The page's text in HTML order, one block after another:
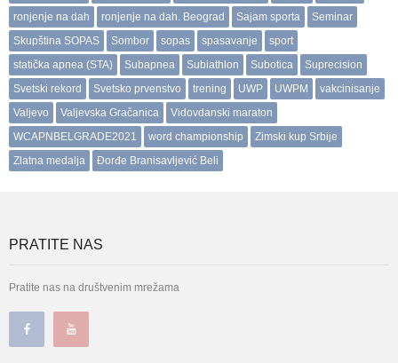
ronjenje na dah
ronjenje na dah. Beograd Sajam sporta
Seminar
Skupština SOPAS
Sombor sopas spasavanje
sport
statička apnea (STA)
Subapnea Subiathlon Subotica
Suprecision
Svetski rekord
Svetsko prvenstvo trening UWP UWPM
vakcinisanje
Valjevo
Valjevska Gračanica
Vidovdanski maraton
WCAPNBELGRADE2021
word championship
Zimski kup Srbije
Zlatna medalja
Đorđe Branisavljević Beli
PRATITE NAS
Pratite nas na društvenim mrežama